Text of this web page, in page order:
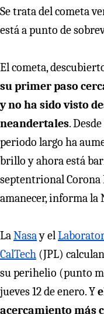
Se trata del cometa
está a punto de
El cometa,
su primer paso
y no ha sido visto
neandertales.
periodo largo ha
brillo y ahora está
septentrional Corona
amanecer, informa la
LaNasay el
CalTech (JPL)
su perihelio (punto
jueves 12 de enero. Y
acercamiento más